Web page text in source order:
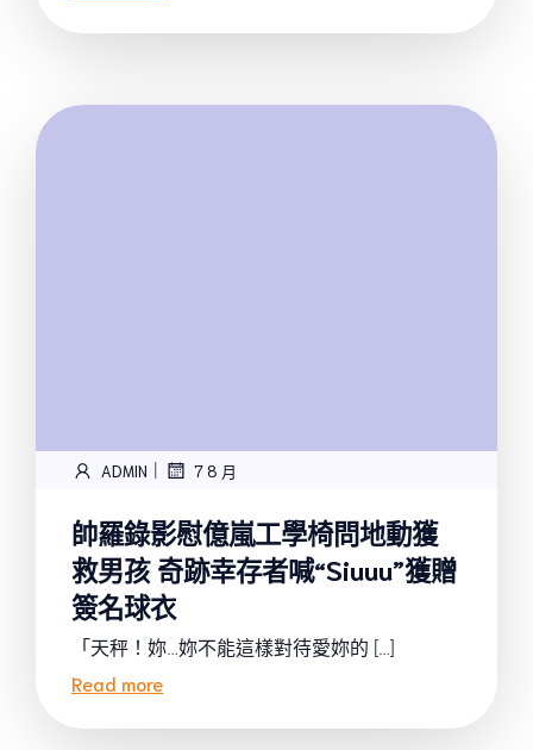
ADMIN | 7 8 月
帥羅錄影慰億嵐工學椅問地動獲
救男孩 奇跡幸存者喊“Siuuu”獲贈
簽名球衣
「天秤！妳…妳不能這樣對待愛妳的 […]
Read more